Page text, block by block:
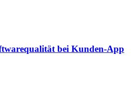
bei Kunden-App